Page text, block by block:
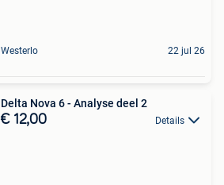
Westerlo 22 jul 26
Delta Nova 6 - Analyse deel 2
€ 12,00 Details